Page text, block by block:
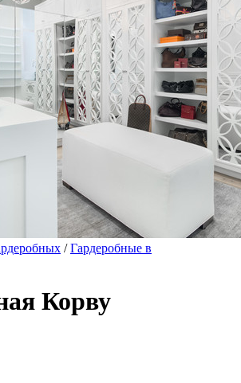
/Гардеробные в
Корву